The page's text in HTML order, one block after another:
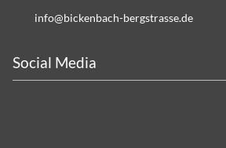
info@bickenbach-bergstrasse.de
Social Media